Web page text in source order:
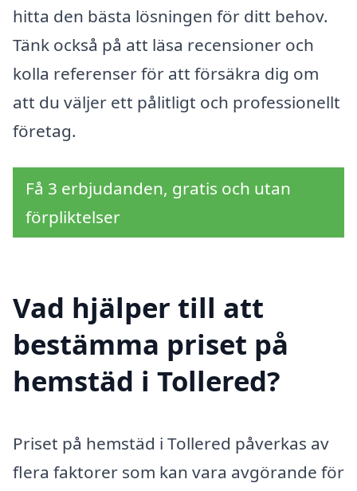
hitta den bästa lösningen för ditt behov.
Tänk också på att läsa recensioner och
kolla referenser för att försäkra dig om
att du väljer ett pålitligt och professionellt
företag.
Få 3 erbjudanden, gratis och utan
förpliktelser
Vad hjälper till att
bestämma priset på
hemstäd i Tollered?
Priset på hemstäd i Tollered påverkas av
flera faktorer som kan vara avgörande för